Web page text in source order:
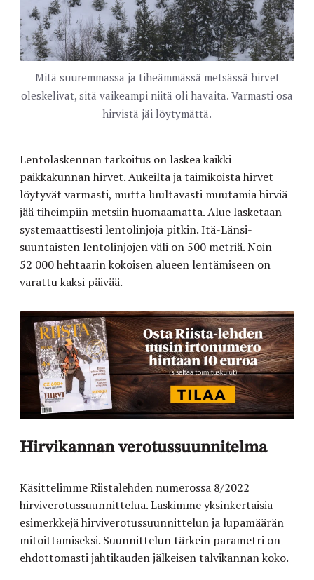
Mitä suuremmassa ja tiheämmässä metsässä hirvet
oleskelivat, sitä vaikeampi niitä oli havaita. Varmasti osa
hirvistä jäi löytymättä.
Lentolaskennan tarkoitus on laskea kaikki
paikkakunnan hirvet. Aukeilta ja taimikoista hirvet
löytyvät varmasti, mutta luultavasti muutamia hirviä
jää tiheimpiin metsiin huomaamatta. Alue lasketaan
systemaattisesti lentolinjoja pitkin. Itä-Länsi-
suuntaisten lentolinjojen väli on 500 metriä. Noin
52 000 hehtaarin kokoisen alueen lentämiseen on
varattu kaksi päivää.
Hirvikannan verotussuunnitelma
Käsittelimme Riistalehden numerossa 8/2022
hirviverotussuunnittelua. Laskimme yksinkertaisia
esimerkkejä hirviverotussuunnittelun ja lupamäärän
mitoittamiseksi. Suunnittelun tärkein parametri on
ehdottomasti jahtikauden jälkeisen talvikannan koko.